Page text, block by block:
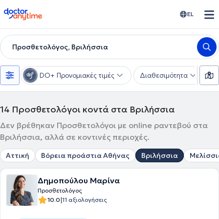
doctoranytime EL
Προσθετολόγος, Βριλήσσια
DO+ Προνομιακές τιμές Διαθεσιμότητα
14 Προσθετολόγοι κοντά στα Βριλήσσια
Δεν βρέθηκαν Προσθετολόγοι με online ραντεβού στα
Βριλήσσια, αλλά σε κοντινές περιοχές.
Αττική Βόρεια προάστια Αθήνας Βριλήσσια
Δημοπούλου Μαρίνα
Προσθετολόγος
10.0|11 αξιολογήσεις